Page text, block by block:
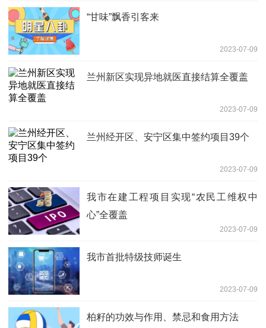
“甘味”飘香引客来
2023-07-09
兰州新区实现异地就医直接结算全覆盖
2023-07-09
兰州经开区、安宁区集中签约项目39个
2023-07-09
我市在建工程项目实现“农民工维权中
心”全覆盖
2023-07-09
我市首批特级技师诞生
2023-07-09
柏籽的功效与作用、禁忌和食用方法